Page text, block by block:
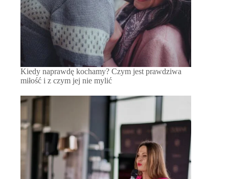
Kiedy naprawdę kochamy? Czym jest prawdziwa
miłość i z czym jej nie mylić